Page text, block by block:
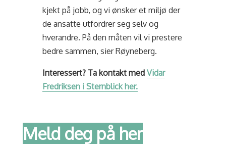
kjekt på jobb, og vi ønsker et miljø der
de ansatte utfordrer seg selv og
hverandre. På den måten vil vi prestere
bedre sammen, sier Røyneberg.
Interessert? Ta kontakt medVidar
Fredriksen i Sternblick her.
Meld deg på her